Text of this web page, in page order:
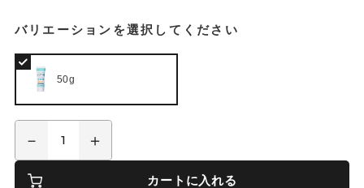
バリエーションを選択してください
50g
カートに入れる